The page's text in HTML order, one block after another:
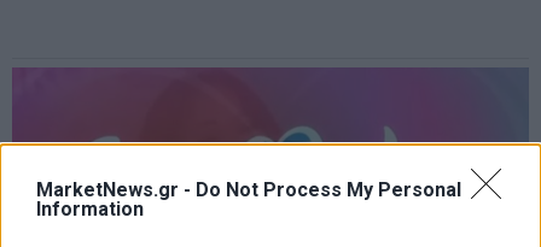
MarketNews.gr - Do Not Process My Personal
Information